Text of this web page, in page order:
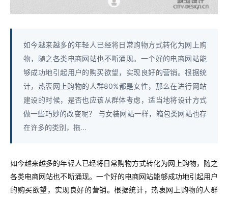
如今越来越多的年轻人已经将日常购物方式转化为网上购
物，随之各类电商网站也不断涌现。一个好的电商网站能
够成功地引起用户的购买欲望，实现良好的营销。根据统
计，热衷网上购物的人群80%都是女性，那么在进行网站
建设的时候，是否也应该从群体考虑，适当地将设计方式
做一些巧妙的改变呢？ 与女装网站一样，箱包类网站也存
在许多的类别，拖...
如今越来越多的年轻人已经将日常购物方式转化为网上购物，随之
各类电商网站也不断涌现。一个好的电商网站能够成功地引起用户
的购买欲望，实现良好的营销。根据统计，热衷网上购物的人群